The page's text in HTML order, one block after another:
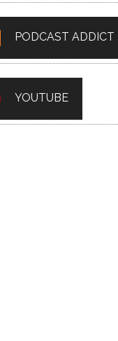
PODCAST ADDICT
YOUTUBE